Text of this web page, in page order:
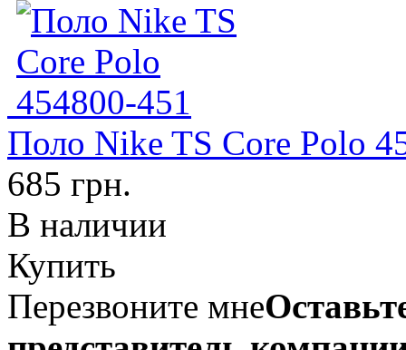
Поло Nike TS Core Polo
685 грн.
В наличии
Купить
Перезвоните мне